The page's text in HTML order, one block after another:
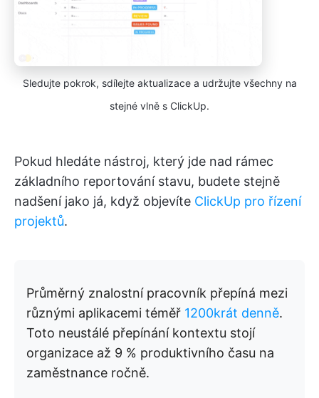
Sledujte pokrok, sdílejte aktualizace a udržujte všechny na
stejné vlně s ClickUp.
Pokud hledáte nástroj, který jde nad rámec
základního reportování stavu, budete stejně
nadšení jako já, když objevíte ClickUp pro řízení
projektů.
Průměrný znalostní pracovník přepíná mezi
různými aplikacemi téměř 1200krát denně.
Toto neustálé přepínání kontextu stojí
organizace až 9 % produktivního času na
zaměstnance ročně.